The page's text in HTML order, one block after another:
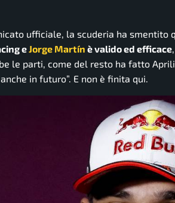
ufficiale, la scuderia ha smentito
e Jorge Martín è valido ed efficace
le parti, come del resto ha fatto
in futuro”. E non è finita qui.